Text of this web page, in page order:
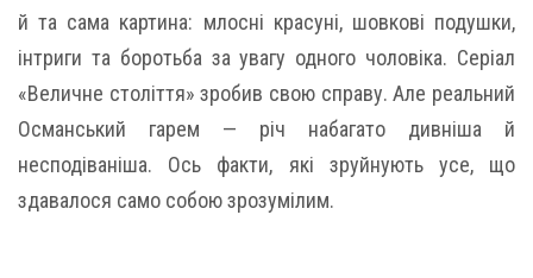
й та сама картина: млосні красуні, шовкові подушки,
інтриги та боротьба за увагу одного чоловіка. Серіал
«Величне століття» зробив свою справу. Але реальний
Османський гарем — річ набагато дивніша й
несподіваніша. Ось факти, які зруйнують усе, що
здавалося само собою зрозумілим.